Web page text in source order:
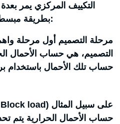
التكييف المركزي يمر
بطريقة مبسطه وسهله في المقال التالي:
مرحلة التصميم أول مرحلة
التصميم، هي حساب الأحمال
حساب تلك الأحمال باستخدام
حساب الأحمال الحرارية يتم